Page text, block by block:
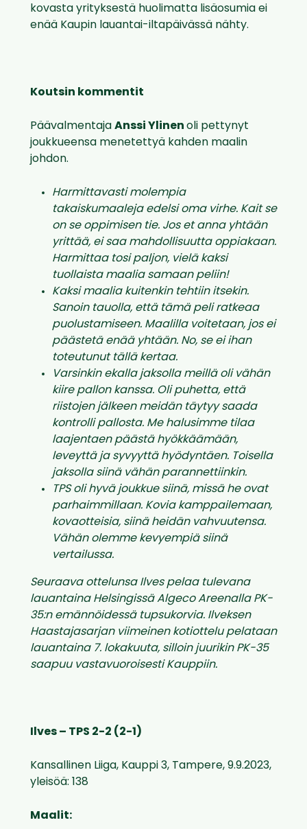
kovasta yrityksestä huolimatta lisäosumia ei
enää Kaupin lauantai-iltapäivässä nähty.
Koutsin kommentit
Päävalmentaja Anssi Ylinen oli pettynyt
joukkueensa menetettyä kahden maalin
johdon.
Harmittavasti molempia
takaiskumaaleja edelsi oma virhe. Kait se
on se oppimisen tie. Jos et anna yhtään
yrittää, ei saa mahdollisuutta oppiakaan.
Harmittaa tosi paljon, vielä kaksi
tuollaista maalia samaan peliin!
Kaksi maalia kuitenkin tehtiin itsekin.
Sanoin tauolla, että tämä peli ratkeaa
puolustamiseen. Maalilla voitetaan, jos ei
päästetä enää yhtään. No, se ei ihan
toteutunut tällä kertaa.
Varsinkin ekalla jaksolla meillä oli vähän
kiire pallon kanssa. Oli puhetta, että
riistojen jälkeen meidän täytyy saada
kontrolli pallosta. Me halusimme tilaa
laajentaen päästä hyökkäämään,
leveyttä ja syvyyttä hyödyntäen. Toisella
jaksolla siinä vähän parannettiinkin.
TPS oli hyvä joukkue siinä, missä he ovat
parhaimmillaan. Kovia kamppailemaan,
kovaotteisia, siinä heidän vahvuutensa.
Vähän olemme kevyempiä siinä
vertailussa.
Seuraava ottelunsa Ilves pelaa tulevana
lauantaina Helsingissä Algeco Areenalla PK-
35:n emännöidessä tupsukorvia. Ilveksen
Haastajasarjan viimeinen kotiottelu pelataan
lauantaina 7. lokakuuta, silloin juurikin PK-35
saapuu vastavuoroisesti Kauppiin.
Ilves – TPS 2-2 (2-1)
Kansallinen Liiga, Kauppi 3, Tampere, 9.9.2023,
yleisöä: 138
Maalit: